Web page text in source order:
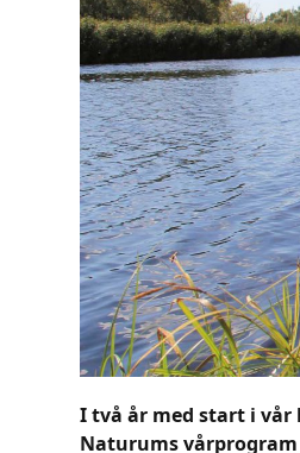
I två år med start i
Naturums